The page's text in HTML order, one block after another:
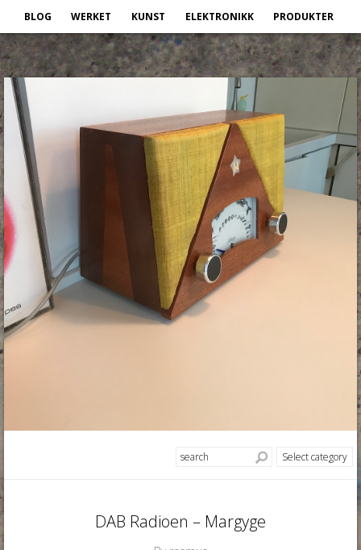
BLOG WERKET KUNST ELEKTRONIKK PRODUKTER
DAB Radioen – Margyge